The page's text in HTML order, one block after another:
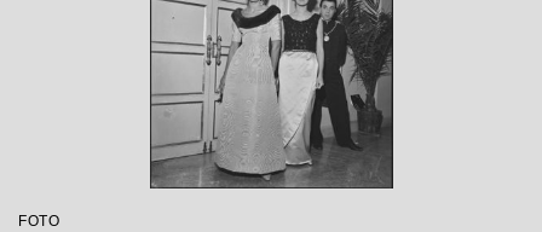
FOTO